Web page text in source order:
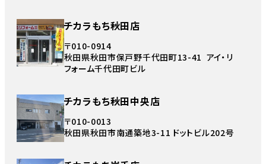
チカラもち秋田店
〒010-0914
秋田県秋田市保戸野千代田町13-41 アイ・リ
フォーム千代田町ビル
チカラもち秋田中央店
〒010-0013
秋田県秋田市南通築地3-11 ドットビル202号